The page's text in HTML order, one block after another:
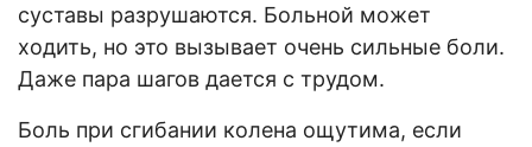
суставы разрушаются. Больной может
ходить, но это вызывает очень сильные боли.
Даже пара шагов дается с трудом.
Боль при сгибании колена ощутима, если